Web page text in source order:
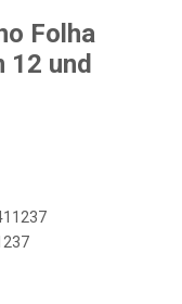
Folha
12 und